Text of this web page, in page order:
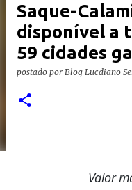
Saque-
disponível a
59 cidades
postado por Blog Lucdiano
Valor